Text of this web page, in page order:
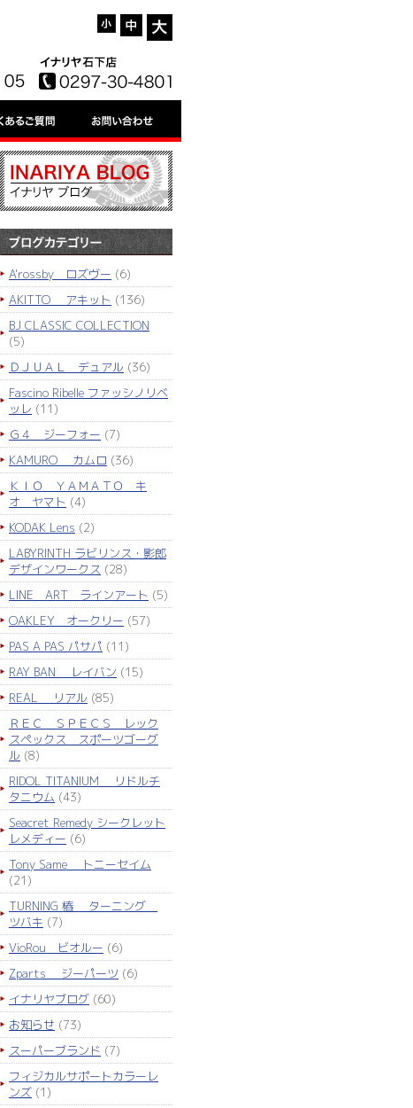
A'rossby ロズヴー (6)
AKITTO アキット (136)
BJ CLASSIC COLLECTION
(5)
ＤＪＵＡＬ デュアル (36)
Fascino Ribelle ファッシノリベ
ッレ (11)
Ｇ４ ジーフォー (7)
KAMURO カムロ (36)
ＫＩＯ ＹＡＭＡＴＯ キ
オ ヤマト (4)
KODAK Lens (2)
LABYRINTH ラビリンス・影郎
デザインワークス (28)
LINE ART ラインアート (5)
OAKLEY オークリー (57)
PAS A PAS パサパ (11)
RAY BAN レイバン (15)
REAL リアル (85)
ＲＥＣ ＳＰＥＣＳ レック
スペックス スポーツゴーグ
ル (8)
RIDOL TITANIUM リドルチ
タニウム (43)
Seacret Remedy シークレット
レメディー (6)
Tony Same トニーセイム
(21)
TURNING 椿 ターニング
ツバキ (7)
VioRou ビオルー (6)
Zparts ジーパーツ (6)
イナリヤブログ (60)
お知らせ (73)
スーパーブランド (7)
フィジカルサポートカラーレ
ンズ (1)